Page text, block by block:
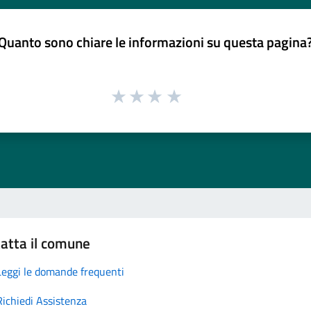
sono chiare le informazioni su questa
il comune
le domande frequenti
Assistenza